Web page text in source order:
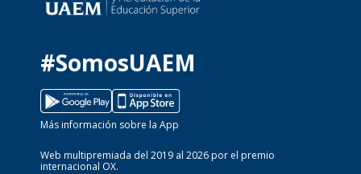
#SomosUAEM
Más información sobre la App
Web multipremiada del 2019 al 2026 por el premio
internacional OX.